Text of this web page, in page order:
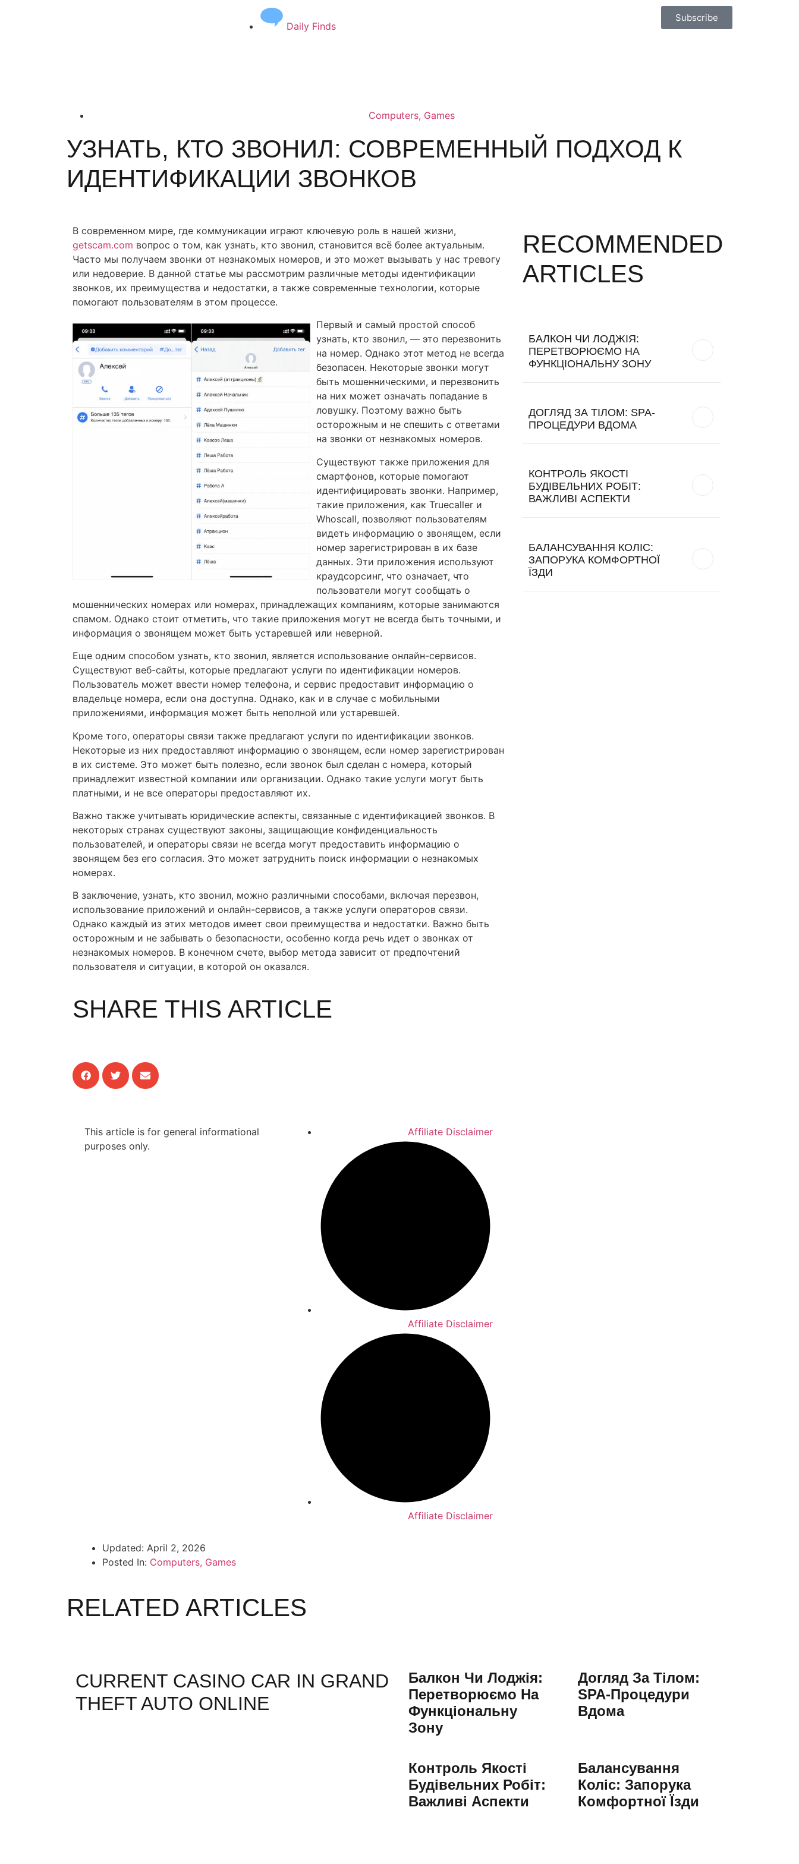
Daily Finds
Subscribe
Computers, Games
УЗНАТЬ, КТО ЗВОНИЛ: СОВРЕМЕННЫЙ ПОДХОД К
ИДЕНТИФИКАЦИИ ЗВОНКОВ
В современном мире, где коммуникации играют ключевую роль в нашей жизни,
getscam.com вопрос о том, как узнать, кто звонил, становится всё более актуальным.
Часто мы получаем звонки от незнакомых номеров, и это может вызывать у нас тревогу
или недоверие. В данной статье мы рассмотрим различные методы идентификации
звонков, их преимущества и недостатки, а также современные технологии, которые
помогают пользователям в этом процессе.
Первый и самый простой способ
узнать, кто звонил, — это перезвонить
на номер. Однако этот метод не всегда
безопасен. Некоторые звонки могут
быть мошенническими, и перезвонить
на них может означать попадание в
ловушку. Поэтому важно быть
осторожным и не спешить с ответами
на звонки от незнакомых номеров.
Существуют также приложения для
смартфонов, которые помогают
идентифицировать звонки. Например,
такие приложения, как Truecaller и
Whoscall, позволяют пользователям
видеть информацию о звонящем, если
номер зарегистрирован в их базе
данных. Эти приложения используют
краудсорсинг, что означает, что
пользователи могут сообщать о
мошеннических номерах или номерах, принадлежащих компаниям, которые занимаются
спамом. Однако стоит отметить, что такие приложения могут не всегда быть точными, и
информация о звонящем может быть устаревшей или неверной.
Еще одним способом узнать, кто звонил, является использование онлайн-сервисов.
Существуют веб-сайты, которые предлагают услуги по идентификации номеров.
Пользователь может ввести номер телефона, и сервис предоставит информацию о
владельце номера, если она доступна. Однако, как и в случае с мобильными
приложениями, информация может быть неполной или устаревшей.
Кроме того, операторы связи также предлагают услуги по идентификации звонков.
Некоторые из них предоставляют информацию о звонящем, если номер зарегистрирован
в их системе. Это может быть полезно, если звонок был сделан с номера, который
принадлежит известной компании или организации. Однако такие услуги могут быть
платными, и не все операторы предоставляют их.
Важно также учитывать юридические аспекты, связанные с идентификацией звонков. В
некоторых странах существуют законы, защищающие конфиденциальность
пользователей, и операторы связи не всегда могут предоставить информацию о
звонящем без его согласия. Это может затруднить поиск информации о незнакомых
номерах.
В заключение, узнать, кто звонил, можно различными способами, включая перезвон,
использование приложений и онлайн-сервисов, а также услуги операторов связи.
Однако каждый из этих методов имеет свои преимущества и недостатки. Важно быть
осторожным и не забывать о безопасности, особенно когда речь идет о звонках от
незнакомых номеров. В конечном счете, выбор метода зависит от предпочтений
пользователя и ситуации, в которой он оказался.
SHARE THIS ARTICLE
This article is for general informational
purposes only.
Affiliate Disclaimer
Affiliate Disclaimer
Affiliate Disclaimer
Updated: April 2, 2026
Posted In: Computers, Games
RECOMMENDED
ARTICLES
БАЛКОН ЧИ ЛОДЖІЯ:
ПЕРЕТВОРЮЄМО НА
ФУНКЦІОНАЛЬНУ ЗОНУ
ДОГЛЯД ЗА ТІЛОМ: SPA-
ПРОЦЕДУРИ ВДОМА
КОНТРОЛЬ ЯКОСТІ
БУДІВЕЛЬНИХ РОБІТ:
ВАЖЛИВІ АСПЕКТИ
БАЛАНСУВАННЯ КОЛІС:
ЗАПОРУКА КОМФОРТНОЇ
ЇЗДИ
RELATED ARTICLES
CURRENT CASINO CAR IN GRAND
THEFT AUTO ONLINE
Балкон Чи Лоджія:
Перетворюємо На
Функціональну
Зону
Догляд За Тілом:
SPA-Процедури
Вдома
Контроль Якості
Будівельних Робіт:
Важливі Аспекти
Балансування
Коліс: Запорука
Комфортної Їзди